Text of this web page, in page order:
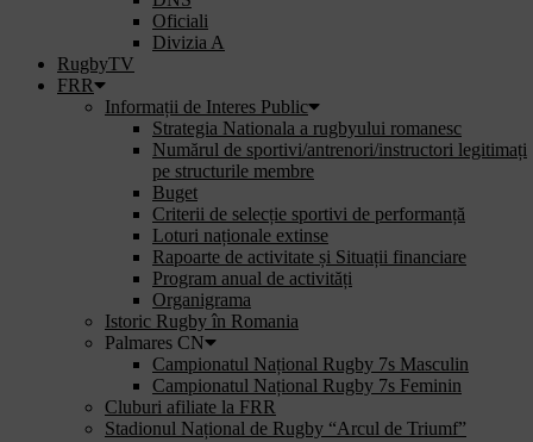
Oficiali
Divizia A
RugbyTV
FRR
Informații de Interes Public
Strategia Nationala a rugbyului romanesc
Numărul de sportivi/antrenori/instructori legitimați
pe structurile membre
Buget
Criterii de selecție sportivi de performanță
Loturi naționale extinse
Rapoarte de activitate și Situații financiare
Program anual de activități
Organigrama
Istoric Rugby în Romania
Palmares CN
Campionatul Național Rugby 7s Masculin
Campionatul Național Rugby 7s Feminin
Cluburi afiliate la FRR
Stadionul Național de Rugby “Arcul de Triumf”